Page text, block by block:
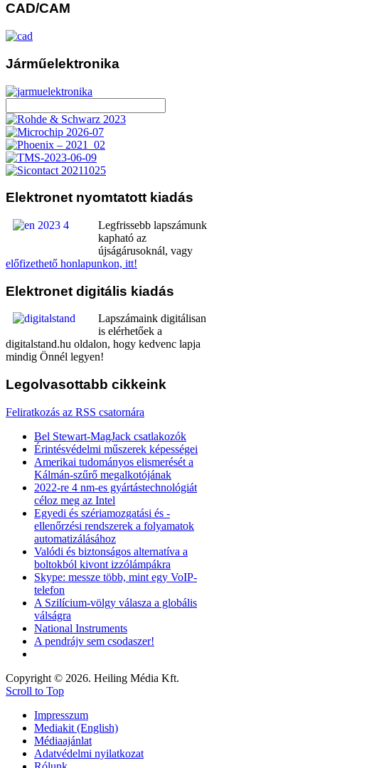
CAD/CAM
Járműelektronika
Elektronet nyomtatott kiadás
Legfrissebb lapszámunk
kapható az
újságárusoknál, vagy
előfizethető honlapunkon, itt!
Elektronet digitális kiadás
Lapszámaink digitálisan
is elérhetőek a
digitalstand.hu oldalon, hogy kedvenc lapja
mindig Önnél legyen!
Legolvasottabb cikkeink
Feliratkozás az RSS csatornára
Bel Stewart-MagJack csatlakozók
Érintésvédelmi műszerek képességei
Amerikai tudományos elismerését a
Kálmán-szűrő megalkotójának
2022-re 4 nm-es gyártástechnológiát
céloz meg az Intel
Egyedi és szériamozgatási és -
ellenőrzési rendszerek a folyamatok
automatizálásához
Valódi és biztonságos alternatíva a
boltokból kivont izzólámpákra
Skype: messze több, mint egy VoIP-
telefon
A Szilícium-völgy válasza a globális
válságra
National Instruments
A pendrájv sem csodaszer!
Copyright © 2026. Heiling Média Kft.
Scroll to Top
Impresszum
Mediakit (English)
Médiaajánlat
Adatvédelmi nyilatkozat